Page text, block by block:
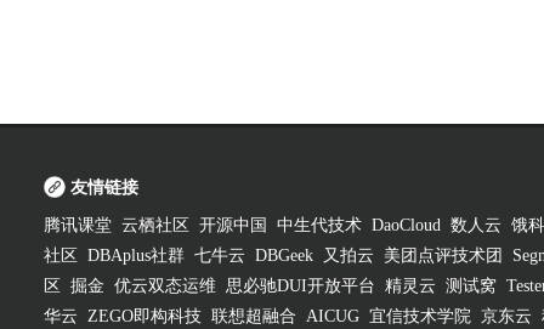
友情链接
腾讯课堂 云栖社区 开源中国 中生代技术 DaoCloud 数人云 饿
社区
DBAplus社群 七牛云 DBGeek 又拍云 美团点评技术团
区
掘金 优云双态运维 思必驰DUI开放平台 精灵云 测试窝
华云 ZEGO即构科技 联想超融合 AICUG 宜信技术学院 京东云